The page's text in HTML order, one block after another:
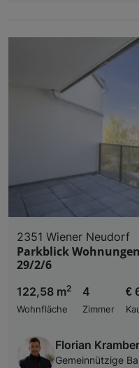
2351 Wiener Neudorf
Parkblick
29/2/6
122,58 m2
Wohnfläche
4
Zimmer
€
Florian
Ge­mein­nüt­zi­ge